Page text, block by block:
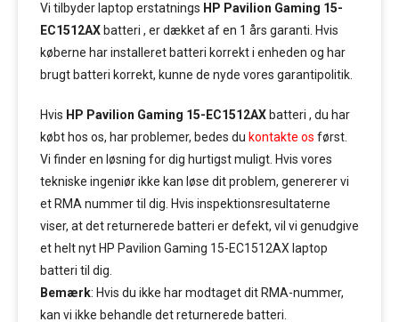
Vi tilbyder laptop erstatnings HP Pavilion Gaming 15-
EC1512AX batteri , er dækket af en 1 års garanti. Hvis
køberne har installeret batteri korrekt i enheden og har
brugt batteri korrekt, kunne de nyde vores garantipolitik.
Hvis HP Pavilion Gaming 15-EC1512AX batteri , du har
købt hos os, har problemer, bedes du kontakte os først.
Vi finder en løsning for dig hurtigst muligt. Hvis vores
tekniske ingeniør ikke kan løse dit problem, genererer vi
et RMA nummer til dig. Hvis inspektionsresultaterne
viser, at det returnerede batteri er defekt, vil vi genudgive
et helt nyt HP Pavilion Gaming 15-EC1512AX laptop
batteri til dig.
Bemærk: Hvis du ikke har modtaget dit RMA-nummer,
kan vi ikke behandle det returnerede batteri.